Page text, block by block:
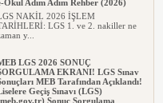
Okul Adım Adım Rehber (2026)
NAKİL 2026 İŞLEM
LGS 1. ve 2. nakiller ne
y...
LGS 2026 SONUÇ
EKRANI! LGS Sınav
MEB Tarafından Açıklandı!
Geçiş Sınavı (LGS)
Sonuç Sorgulama